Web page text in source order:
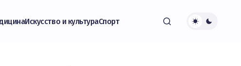
Искусство и культураСпорт